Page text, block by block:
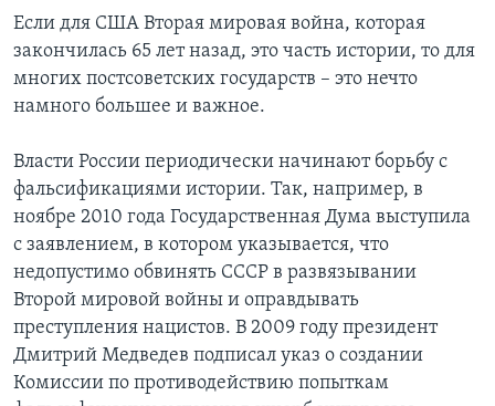
Если для США Вторая мировая война, которая
закончилась 65 лет назад, это часть истории, то для
многих постсоветских государств – это нечто
намного большее и важное.
Власти России периодически начинают борьбу с
фальсификациями истории. Так, например, в
ноябре 2010 года Государственная Дума выступила
с заявлением, в котором указывается, что
недопустимо обвинять СССР в развязывании
Второй мировой войны и оправдывать
преступления нацистов. В 2009 году президент
Дмитрий Медведев подписал указ о создании
Комиссии по противодействию попыткам